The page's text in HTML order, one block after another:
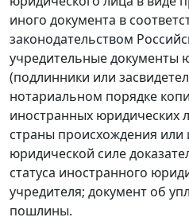
иного документа в
законодательством
учредительные документы
(подлинники или
нотариальном порядке
иностранных юридических
страны происхождения или
юридической силе
статуса иностранного
учредителя; документ об
пошлины.